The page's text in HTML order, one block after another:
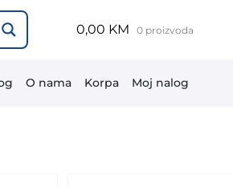
0,00 KM 0 proizvoda
O nama Korpa Moj nalog